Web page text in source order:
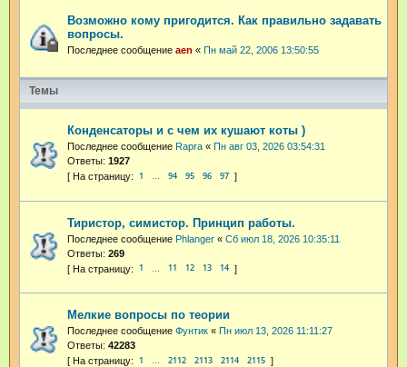
Возможно кому пригодится. Как правильно задавать
вопросы.
Последнее сообщение aen « Пн май 22, 2006 13:50:55
Темы
Конденсаторы и с чем их кушают коты )
Последнее сообщение Rapra « Пн авг 03, 2026 03:54:31
Ответы: 1927
1 … 94 95 96 97
Тиристор, симистор. Принцип работы.
Последнее сообщение Phlanger « Сб июл 18, 2026 10:35:11
Ответы: 269
1 11 12 13 14
Мелкие вопросы по теории
Последнее сообщение Фунтик « Пн июл 13, 2026 11:11:27
Ответы: 42283
1 … 2112 2113 2114 2115